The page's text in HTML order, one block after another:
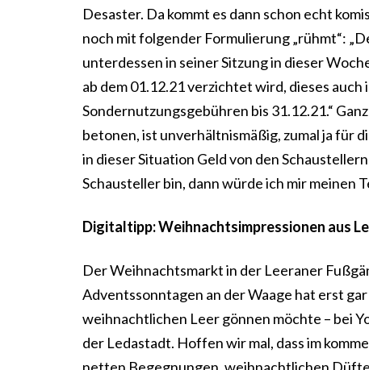
Desaster. Da kommt es dann schon echt
noch mit folgender Formulierung „rühmt“:
unterdessen in seiner Sitzung in dieser
ab dem 01.12.21 verzichtet wird, dieses
Sondernutzungsgebühren bis 31.12.21.“
betonen, ist unverhältnismäßig, zumal ja für
in dieser Situation Geld von den
Schausteller bin, dann würde ich mir meinen
Digitaltipp: Weihnachtsimpressionen aus
Der Weihnachtsmarkt in der Leeraner
Adventssonntagen an der Waage hat erst
weihnachtlichen Leer gönnen möchte – bei
der Ledastadt. Hoffen wir mal, dass im